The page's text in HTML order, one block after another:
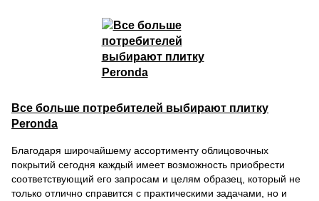
Все больше потребителей выбирают плитку
Peronda
Благодаря широчайшему ассортименту облицовочных
покрытий сегодня каждый имеет возможность приобрести
соответствующий его запросам и целям образец, который не
только отлично справится с практическими задачами, но и